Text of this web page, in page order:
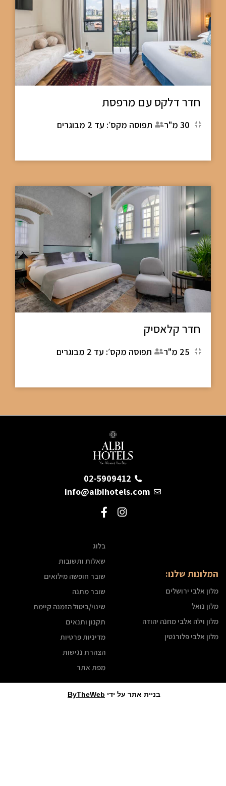
חדר דלקס עם מרפסת
30 מ"ר תפוסה מקס׳: עד 2 מבוגרים
חדר קלאסיק
25 מ"ר תפוסה מקס׳: עד 2 מבוגרים
02-5909412
info@albihotels.com
שלנו:
אלבי ירושלים
נואל
וילה אלבי מחנה יהודה
אלבי פלורנטין
שאלות ותשובות
שובר חופשה מילואים
שובר מתנה
שינוי/ביטול הזמנה קיימת
תקנון ותנאים
מדיניות פרטיות
הצהרת נגישות
מפת אתר
בניית אתר על ידיByTheWeb